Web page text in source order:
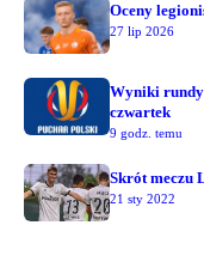
Oceny
27 lip 2026
Wyniki rundy
czwartek
9 godz. temu
Skrót meczu
21 sty 2022